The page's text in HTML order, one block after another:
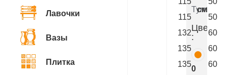
115
50
132
60
135
60
135
60
Тумба
см.
Цветник
:
0
Лавочки
Вазы
Плитка